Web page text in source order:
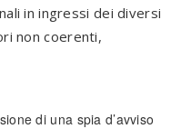
in ingressi dei diversi
non coerenti,
di una spia d’avviso